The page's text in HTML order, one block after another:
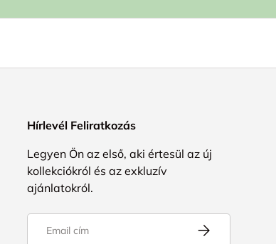
Hírlevél Feliratkozás
Legyen Ön az első, aki értesül az új
kollekciókról és az exkluzív
ajánlatokról.
FELIRATKOZÁS